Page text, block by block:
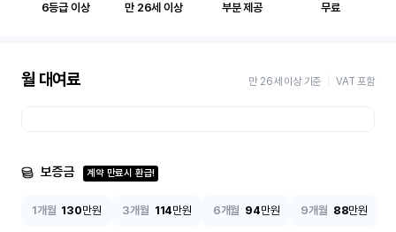
6등급 이상 만 26세 이상 부분 제공 무료
월 대여료 만 26세 이상 기준 VAT 포함
보증금 계약 만료시 환급!
1개월 130만원 3개월 114만원 6개월 94만원 9개월 88만원